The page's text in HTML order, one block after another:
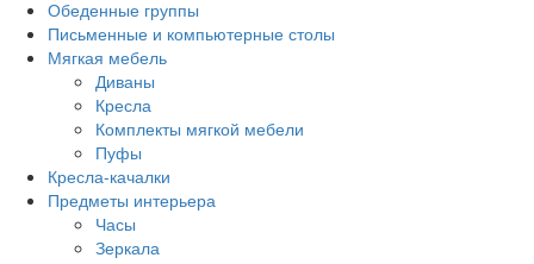
Обеденные группы
Письменные и компьютерные столы
Мягкая мебель
Диваны
Кресла
Комплекты мягкой мебели
Пуфы
Кресла-качалки
Предметы интерьера
Часы
Зеркала